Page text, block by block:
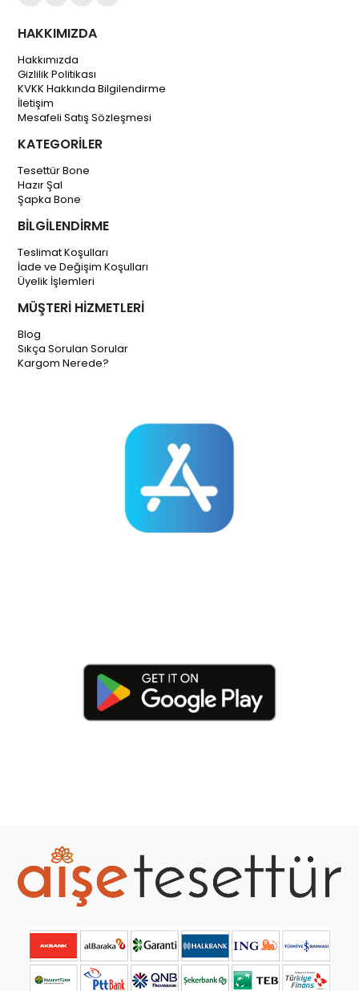
HAKKIMIZDA
Hakkımızda
Gizlilik Politikası
KVKK Hakkında Bilgilendirme
İletişim
Mesafeli Satış Sözleşmesi
KATEGORİLER
Tesettür Bone
Hazır Şal
Şapka Bone
BİLGİLENDİRME
Teslimat Koşulları
İade ve Değişim Koşulları
Üyelik İşlemleri
MÜŞTERİ HİZMETLERİ
Blog
Sıkça Sorulan Sorular
Kargom Nerede?